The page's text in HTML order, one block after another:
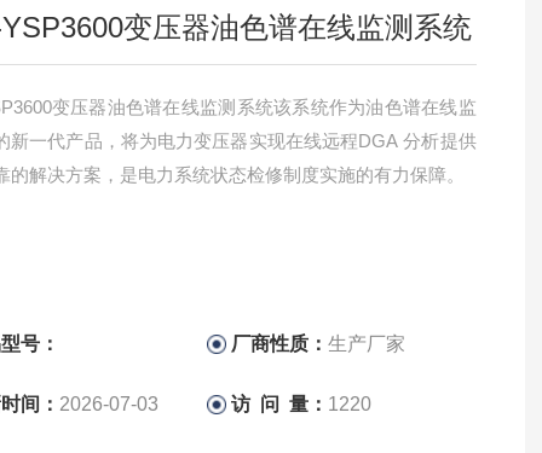
变压器油色谱在线监测系统
变压器油色谱在线监测系统该系统作为油色谱在线监
新一代产品，将为电力变压器实现在线远程DGA 分析提供
的解决方案，是电力系统状态检修制度实施的有力保障。
号： 厂商性质：生产厂家
间： 2026-07-03 访 问 量： 1220